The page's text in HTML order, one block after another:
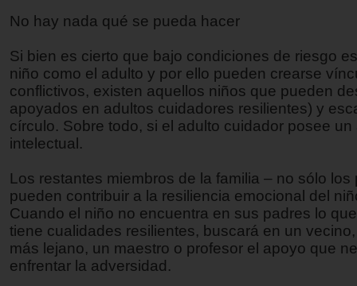
No hay nada qué se pueda hacer
Si bien es cierto que bajo condiciones de riesgo
niño como el adulto y por ello pueden crearse
conflictivos, existen aquellos niños que pueden
apoyados en adultos cuidadores resilientes) y
círculo. Sobre todo, si el adulto cuidador posee un
intelectual.
Los restantes miembros de la familia – no sólo los
pueden contribuir a la resiliencia emocional del
Cuando el niño no encuentra en sus padres lo
tiene cualidades resilientes, buscará en un
más lejano, un maestro o profesor el apoyo que
enfrentar la adversidad.